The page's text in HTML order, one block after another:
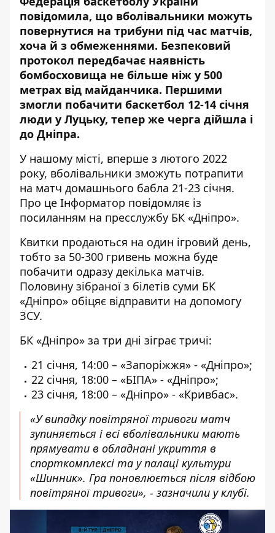
повідомила, що вболівальники можуть
повернутися на трибуни під час матчів,
хоча й з обмеженнями. Безпековий
протокол передбачає наявність
бомбосховища не більше ніж у 500
метрах від майданчика. Першими
змогли побачити баскетбол 12-14 січня
люди у Луцьку, тепер же черга дійшла і
до Дніпра.
У нашому місті, вперше з лютого 2022
року, вболівальники зможуть потрапити
на матч домашнього бабла 21-23 січня.
Про це Інформатор повідомляє із
посиланням на пресслужбу БК «Дніпро».
Квитки продаються на один ігровий день,
тобто за 50-300 гривень можна буде
побачити одразу декілька матчів.
Половину зібраної з білетів суми БК
«Дніпро» обіцяє відправити на допомогу
ЗСУ.
БК «Дніпро» за три дні зіграє тричі:
21 січня, 14:00 – «Запоріжжя» - «Дніпро»;
22 січня, 18:00 – «БІПА» - «Дніпро»;
23 січня, 18:00 – «Дніпро» - «Кривбас».
«У випадку повітряної тривоги матч
зупиняється і всі вболівальники мають
прямувати в обладнані укриття в
спорткомплексі та у палаці культури
«Шинник». Гра поновлюється після відбою
повітряної тривоги», - зазначили у клубі.